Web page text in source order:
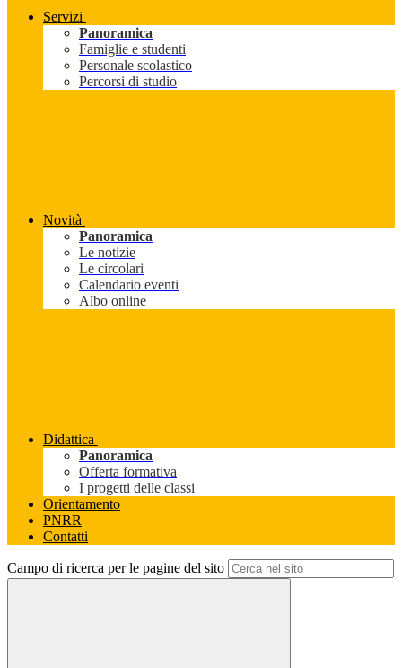
Servizi
Panoramica
Famiglie e studenti
Personale scolastico
Percorsi di studio
Novità
Panoramica
Le notizie
Le circolari
Calendario eventi
Albo online
Didattica
Panoramica
Offerta formativa
I progetti delle classi
Orientamento
PNRR
Contatti
Campo di ricerca per le pagine del sito